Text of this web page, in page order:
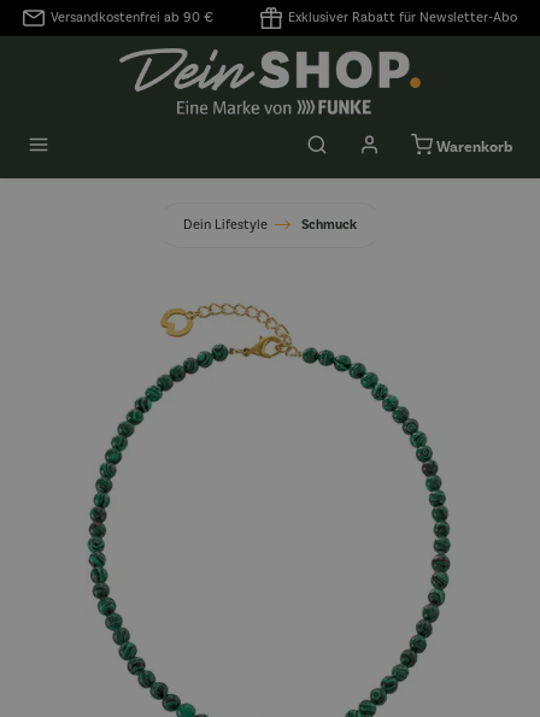
springen
Versandkostenfrei ab 90 € Exklusiver Rabatt für Newsletter-Abo
Warenkorb
Dein Lifestyle Schmuck
Bildergalerie überspringen